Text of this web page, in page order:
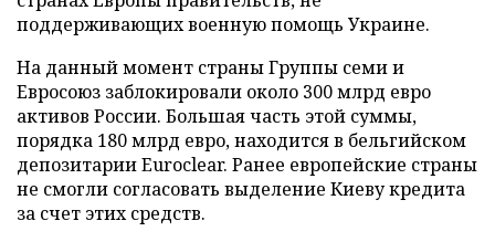
поддерживающих военную помощь Украине.
На данный момент страны Группы семи и
Евросоюз заблокировали около 300 млрд евро
активов России. Большая часть этой суммы,
порядка 180 млрд евро, находится в бельгийском
депозитарии Euroclear. Ранее европейские страны
не смогли согласовать выделение Киеву кредита
за счет этих средств.